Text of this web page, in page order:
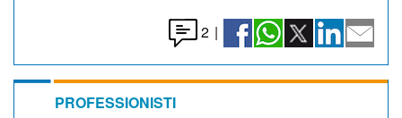
2 |
PROFESSIONISTI